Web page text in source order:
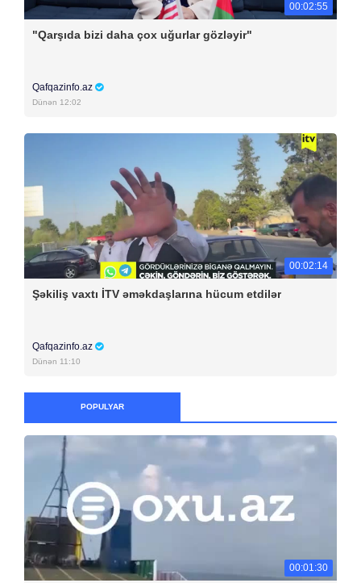
00:02:55
"Qarşıda bizi daha çox uğurlar gözləyir"
Qafqazinfo.az
Dünən 12:02
00:02:14
Şəkiliş vaxtı İTV əməkdaşlarına hücum etdilər
Qafqazinfo.az
Dünən 11:10
POPULYAR
00:01:30